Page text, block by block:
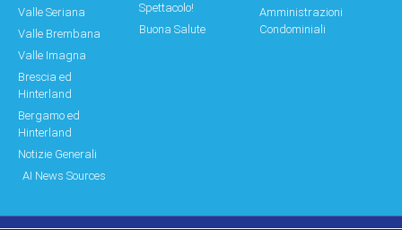
Valle Seriana
Valle Brembana
Valle Imagna
Brescia ed
Hinterland
Bergamo ed
Hinterland
Notizie Generali
AI News Sources
Spettacolo!
Buona Salute
Amministrazioni
Condominiali